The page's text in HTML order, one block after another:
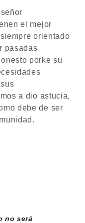
el mejor
orientado
pasadas
porke su
a dio astucia,
debe de ser
no será